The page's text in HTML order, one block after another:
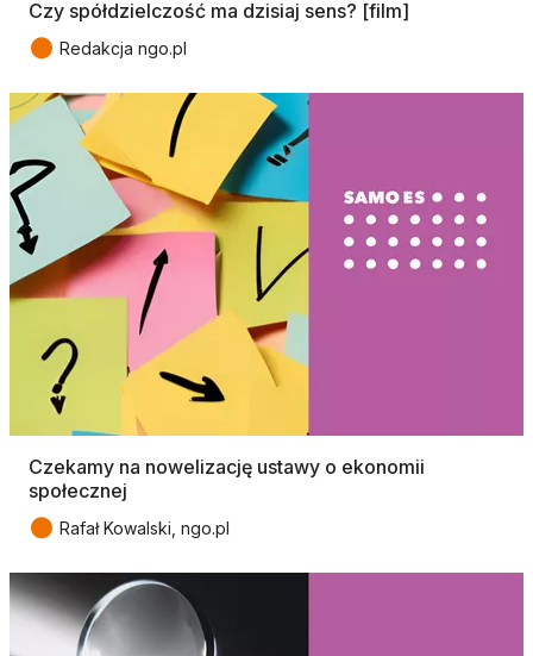
Czy spółdzielczość ma dzisiaj sens? [film]
● Redakcja ngo.pl
Czekamy na nowelizację ustawy o ekonomii
społecznej
● Rafał Kowalski, ngo.pl